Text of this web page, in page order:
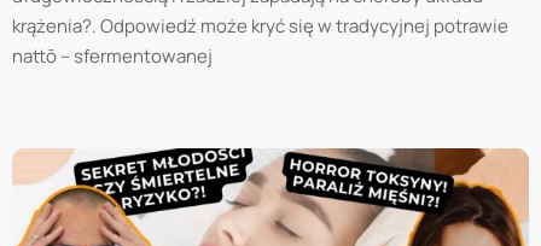
krążenia?. Odpowiedź może kryć się w tradycyjnej potrawie
nattō – sfermentowanej